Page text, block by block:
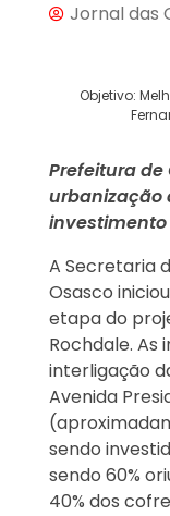
Jornal das
Objetivo:
Prefeitura
urbanização
investimento
A Secretaria
Osasco
etapa do
Rochdale.
interligação
Avenida
sendo
sendo 60%
40% dos